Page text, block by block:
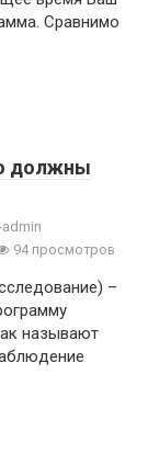
Сравнимо
должны
admin
94 просмотров
–
называют